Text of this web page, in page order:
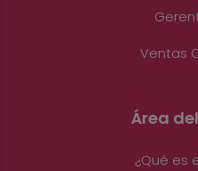
Ventas
Área
¿Qué es